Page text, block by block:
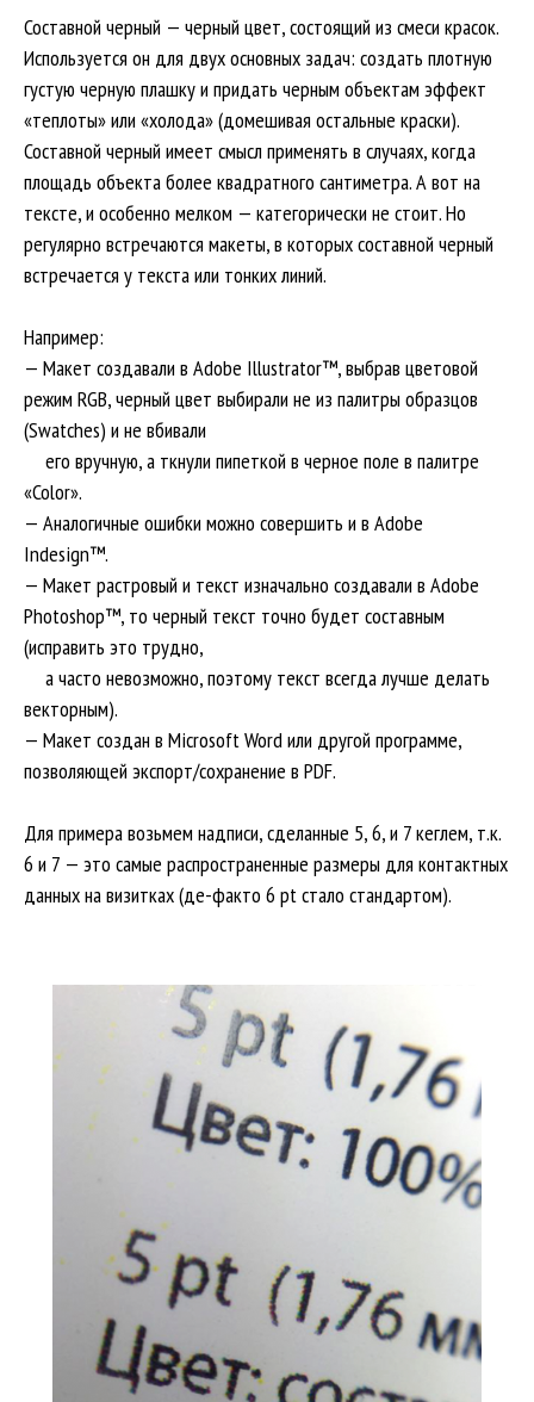
Составной черный — черный цвет, состоящий из смеси красок.
Используется он для двух основных задач: создать плотную
густую черную плашку и придать черным объектам эффект
«теплоты» или «холода» (домешивая остальные краски).
Составной черный имеет смысл применять в случаях, когда
площадь объекта более квадратного сантиметра. А вот на
тексте, и особенно мелком — категорически не стоит. Но
регулярно встречаются макеты, в которых составной черный
встречается у текста или тонких линий.
Например:
— Макет создавали в Adobe Illustrator™, выбрав цветовой
режим RGB, черный цвет выбирали не из палитры образцов
(Swatches) и не вбивали
его вручную, а ткнули пипеткой в черное поле в палитре
«Color».
— Аналогичные ошибки можно совершить и в Adobe
Indesign™.
— Макет растровый и текст изначально создавали в Adobe
Photoshop™, то черный текст точно будет составным
(исправить это трудно,
а часто невозможно, поэтому текст всегда лучше делать
векторным).
— Макет создан в Microsoft Word или другой программе,
позволяющей экспорт/сохранение в PDF.
Для примера возьмем надписи, сделанные 5, 6, и 7 кеглем, т.к.
6 и 7 — это самые распространенные размеры для контактных
данных на визитках (де-факто 6 pt стало стандартом).